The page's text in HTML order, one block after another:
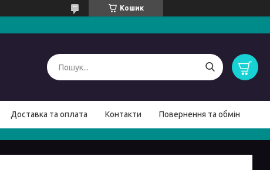
Кошик
Доставка та оплата Контакти Повернення та обмін